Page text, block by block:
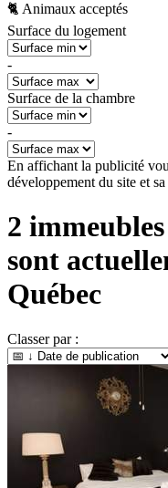
🐈 Animaux acceptés
Surface du logement
-
Surface de la chambre
-
En affichant la publicité
développement du site et
2
sont
Québec
Classer par :